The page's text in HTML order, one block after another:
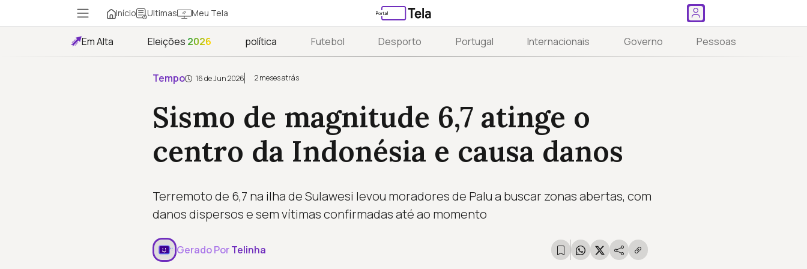
Início Ultimas Meu Tela
Em Alta Eleições 2026 política Futebol Desporto Portugal Internacionais Governo Pessoas
Tempo 16 de Jun 2026 2 meses atrás
Sismo de magnitude 6,7 atinge o
centro da Indonésia e causa danos
Terremoto de 6,7 na ilha de Sulawesi levou moradores de Palu a buscar zonas abertas, com
danos dispersos e sem vítimas confirmadas até ao momento
Gerado PorTelinha